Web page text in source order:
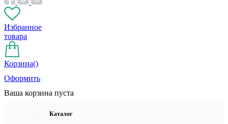
Избранное
товара
Корзина()
Оформить
Ваша корзина пуста
Каталог